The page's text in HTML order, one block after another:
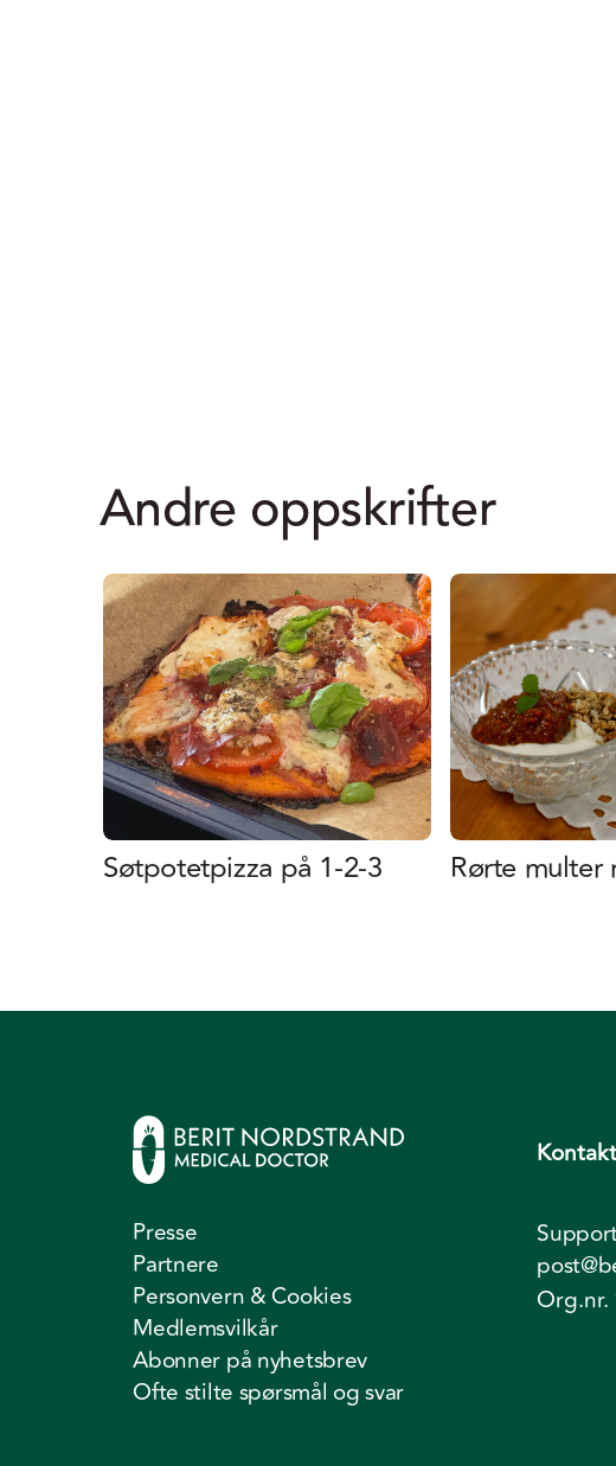
Andre oppskrifter
Søtpotetpizza på 1-2-3 Rørte multer
Presse
Partnere
Personvern & Cookies
Medlemsvilkår
Abonner på nyhetsbrev
Ofte stilte spørsmål og svar
Kontakt